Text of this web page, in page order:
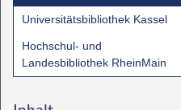
Universitätsbibliothek Kassel
Hochschul- und
Landesbibliothek RheinMain